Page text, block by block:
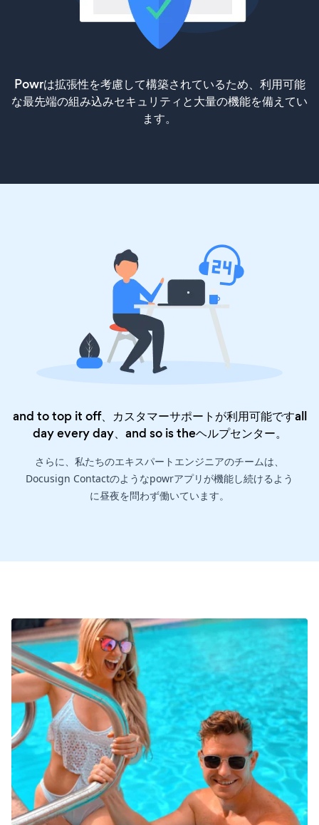
Powrは拡張性を考慮して構築されているため、利用可能
な最先端の組み込みセキュリティと大量の機能を備えてい
ます。
and to top it off、カスタマーサポートが利用可能ですall
day every day、and so is theヘルプセンター。
さらに、私たちのエキスパートエンジニアのチームは、
Docusign Contactのようなpowrアプリが機能し続けるよう
に昼夜を問わず働いています。